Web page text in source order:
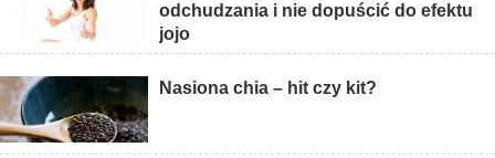
odchudzania i nie dopuścić do efektu
jojo
Nasiona chia – hit czy kit?